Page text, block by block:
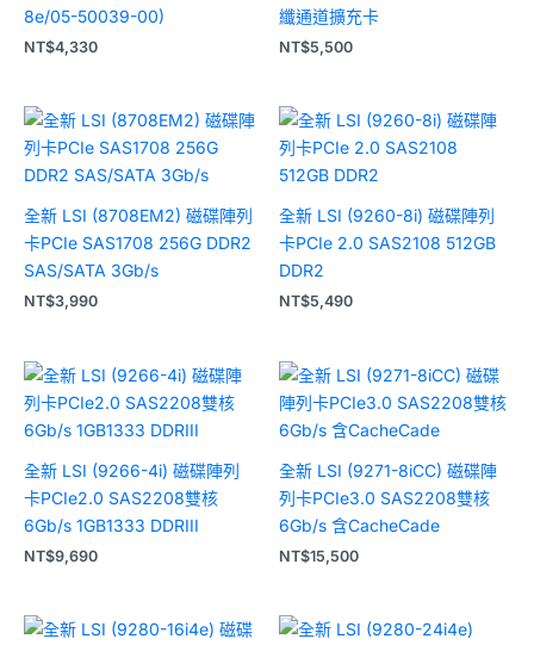
8e/05-50039-00)
NT$4,330
纖通道擴充卡
NT$5,500
全新 LSI (8708EM2) 磁碟陣列
卡PCIe SAS1708 256G DDR2
SAS/SATA 3Gb/s
NT$3,990
全新 LSI (9260-8i) 磁碟陣列
卡PCIe 2.0 SAS2108 512GB
DDR2
NT$5,490
全新 LSI (9266-4i) 磁碟陣列
卡PCIe2.0 SAS2208雙核
6Gb/s 1GB1333 DDRIII
NT$9,690
全新 LSI (9271-8iCC) 磁碟陣
列卡PCIe3.0 SAS2208雙核
6Gb/s 含CacheCade
NT$15,500